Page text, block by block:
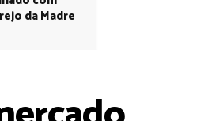
da Madre